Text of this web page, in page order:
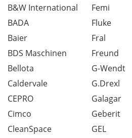
B&W International
BADA
Baier
BDS Maschinen
Bellota
Caldervale
CEPRO
Cimco
CleanSpace
Femi
Fluke
Fral
Freund
G-Wendt
G.Drexl
Galagar
Geberit
GEL